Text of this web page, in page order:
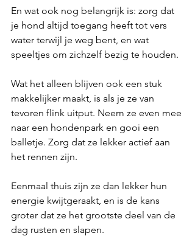
En wat ook nog belangrijk is: zorg dat
je hond altijd toegang heeft tot vers
water terwijl je weg bent, en wat
speeltjes om zichzelf bezig te houden.
Wat het alleen blijven ook een stuk
makkelijker maakt, is als je ze van
tevoren flink uitput. Neem ze even mee
naar een hondenpark en gooi een
balletje. Zorg dat ze lekker actief aan
het rennen zijn.
Eenmaal thuis zijn ze dan lekker hun
energie kwijtgeraakt, en is de kans
groter dat ze het grootste deel van de
dag rusten en slapen.